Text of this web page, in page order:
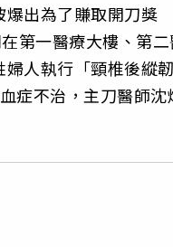
出為了賺取開刀獎
第一醫療大樓、第
人執行「頸椎後縱韌
症不治，主刀醫師沈